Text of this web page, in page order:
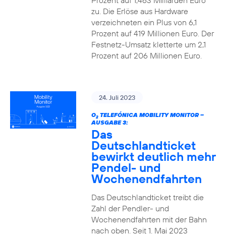
zu. Die Erlöse aus Hardware
verzeichneten ein Plus von 6,1
Prozent auf 419 Millionen Euro. Der
Festnetz-Umsatz kletterte um 2,1
Prozent auf 206 Millionen Euro.
24. Juli 2023
O2TELEFÓNICA MOBILITY MONITOR –
AUSGABE 3:
Das
Deutschlandticket
bewirkt deutlich mehr
Pendel- und
Wochenendfahrten
Das Deutschlandticket treibt die
Zahl der Pendler- und
Wochenendfahrten mit der Bahn
nach oben. Seit 1. Mai 2023